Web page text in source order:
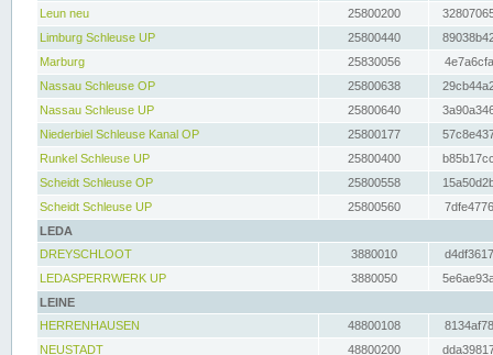
Leun neu
25800200
Limburg Schleuse UP
25800440
Marburg
25830056
Nassau Schleuse OP
25800638
Nassau Schleuse UP
25800640
Niederbiel Schleuse Kanal OP
25800177
Runkel Schleuse UP
25800400
Scheidt Schleuse OP
25800558
Scheidt Schleuse UP
25800560
LEDA
DREYSCHLOOT
3880010
LEDASPERRWERK UP
3880050
LEINE
HERRENHAUSEN
48800108
NEUSTADT
48800200